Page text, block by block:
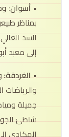
• أسوان:
بمناظر
السد
إلى معبد
• الغردقة:
والرياضات
جميلة
شاطئ